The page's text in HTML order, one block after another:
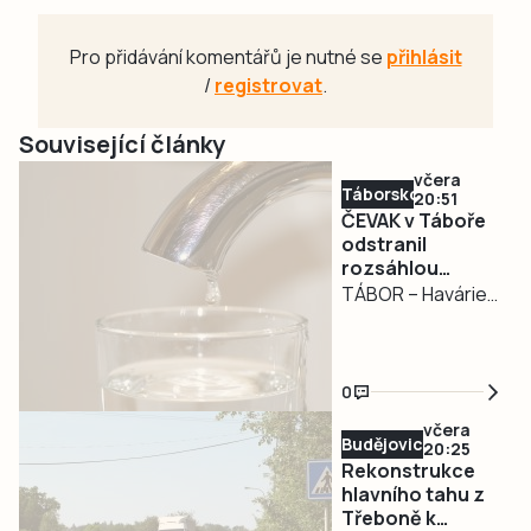
Pro přidávání komentářů je nutné se přihlásit
/registrovat.
Související články
Táborsko
včera
20:51
ČEVAK v Táboře
odstranil
rozsáhlou
havárii a v půl
TÁBOR – Havárie
odpoledne ocitla
bez vody zhruba
třetina města v
severní části
Tábora, je
vyřešena. Jak nyní
0
Budějovicko
včera
20:25
Rekonstrukce
hlavního tahu z
Třeboně k